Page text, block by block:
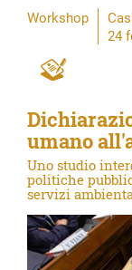
Workshop
24
umano
Uno studio
politiche
servizi